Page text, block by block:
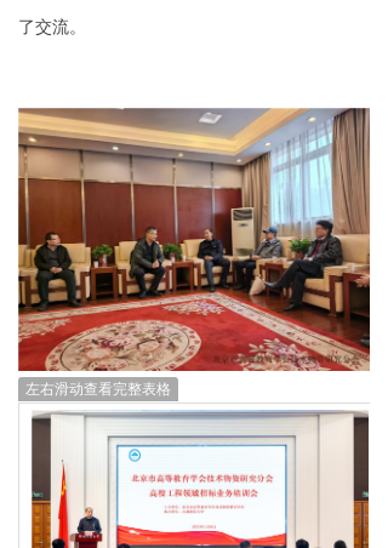
了交流。
左右滑动查看完整表格